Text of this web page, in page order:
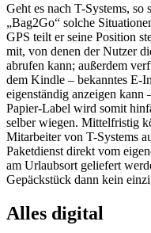
Geht es nach T-Systems,
„Bag2Go“ solche
GPS teilt er seine Position
mit, von denen der Nutzer
abrufen kann; außerdem
dem Kindle – bekanntes E-
eigenständig anzeigen kann
Papier-Label wird somit
selber wiegen. Mittelfristig
Mitarbeiter von T-Systems
Paketdienst direkt vom
am Urlaubsort geliefert
Gepäckstück dann kein
Alles digital